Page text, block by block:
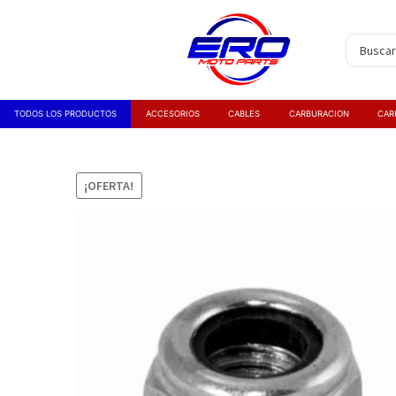
TODOS LOS PRODUCTOS ACCESORIOS CABLES CARBURACION
¡OFERTA!